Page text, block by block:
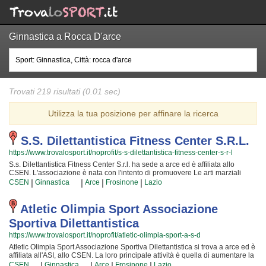
Ginnastica a Rocca D'arce
Trovati 219 risultati (0.01 sec)
Utilizza la tua posizione per affinare la ricerca
S.s. Dilettantistica Fitness Center S.r.l.
https://www.trovalosport.it/noprofit/s-s-dilettantistica-fitness-center-s-r-l
S.s. Dilettantistica Fitness Center S.r.l. ha sede a arce ed è affiliata allo
CSEN. L'associazione è nata con l'intento di promuovere Le arti marziali
organizzando corsi rivolti a bambini, ragazzi e adulti. Se desiderate che
vostro figlio o vostra figlia impari la disciplina, il rispetto e la concentrazione,
Le arti marziali è sicuramente lo sport giusto. I loro maestri di arti marziali
seguiranno i vostri figli passo per passo, ma restando sempre nell'ottica di
sviluppare i talenti e le capacità personali di ciascun atleta. S.s. Dilettantistica
Fitness Center S.r.l. da sempre accoglie i bambini e i ragazzi di arce, in un
ambiente serio e sano, in cui i vostri figli troveranno sicuramente uno sfogo e
uno svago e tanti nuovi amici. Gli allenamenti si tengono in palestra a arce e
coincidono con il calendario scolastico mentre le gare si svolgono
generalmente nel week end. Se vuoi iscriverti o semplicemente informarti sui
loro corsi puoi venire in sede o scrivere un messaggio cliccando sul bottone
CSEN | Ginnastica | Arce | Frosinone | Lazio
Atletic Olimpia Sport Associazione
Sportiva Dilettantistica
https://www.trovalosport.it/noprofit/atletic-olimpia-sport-a-s-d
Atletic Olimpia Sport Associazione Sportiva Dilettantistica si trova a arce ed è
affiliata all'ASI, allo CSEN. La loro principale attività è quella di aumentare la
forma fisica e il benessere delle persone organizzando attività sul territorio